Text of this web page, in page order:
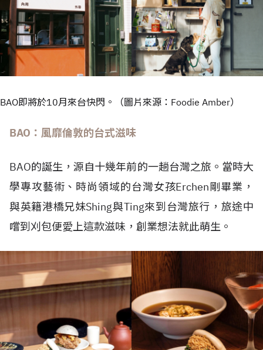
BAO即將於10月來台快閃。（圖片來源：Foodie Amber）
BAO：風靡倫敦的台式滋味
BAO的誕生，源自十幾年前的一趟台灣之旅。當時大
學專攻藝術、時尚領域的台灣女孩Erchen剛畢業，
與英籍港橋兄妹Shing與Ting來到台灣旅行，旅途中
嚐到刈包便愛上這款滋味，創業想法就此萌生。